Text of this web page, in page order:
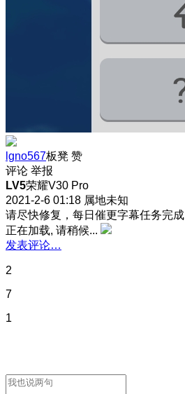
lgno567板凳 赞
评论 举报
LV5荣耀V30 Pro
2021-2-6 01:18 属地未知
请尽快修复，每日催更字幕任务完成
正在加载, 请稍候...
发表评论…
2
7
1